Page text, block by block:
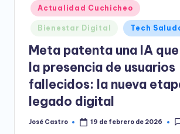
Publicado
en
Actualidad Cuchicheo
Bienestar Digital Tech
Meta patenta una IA
la presencia de usuarios
fallecidos: la nueva
legado digital
Publicado
José Castro 19 de febrero de 2026